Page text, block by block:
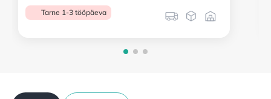
Tarne 1-3 tööpäeva